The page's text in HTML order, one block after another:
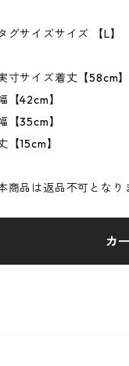
グサイズサイズ 【L】
寸サイズ着丈【58cm】
【42cm】
【35cm】
【15cm】
商品は返品不可となり
カ